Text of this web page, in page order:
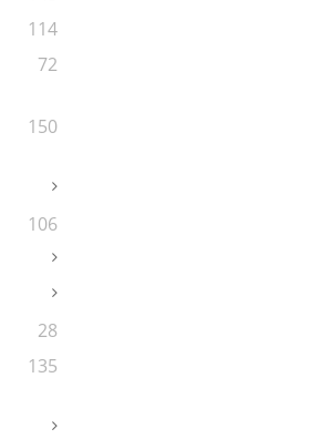
114
72
150
106
28
135